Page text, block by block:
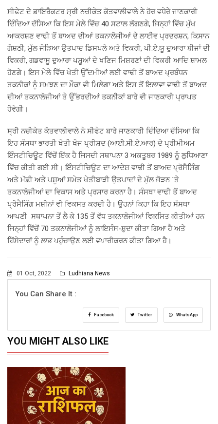
ਸੀਫੇਟ ਦੇ ਡਾਇਰੈਕਟਰ ਸ੍ਰੀ ਨਚੀਕੇਤ ਕੋਤਵਾਲੀਵਾਲੇ ਨੇ ਹੋਰ ਵਧੇਰੇ ਜਾਣਕਾਰੀ
ਦਿੰਦਿਆ ਦੱਸਿਆ ਕਿ ਇਸ ਮੇਲੇ ਵਿੱਚ 40 ਸਟਾਲ ਲੱਗਣਗੇ, ਜਿਨ੍ਹਾਂ ਵਿੱਚ ਮੁੱਖ
ਆਕਰਸ਼ਣ ਵਾਢੀ ਤੋਂ ਬਾਅਦ ਦੀਆਂ ਤਕਨਾਲੋਜੀਆਂ ਦੇ ਲਾਈਵ ਪ੍ਰਦਰਸ਼ਨ, ਕਿਸਾਨ
ਗੋਸ਼ਠੀ, ਮੁੱਲ ਜੋੜਿਆ ਉਤਪਾਦ ਡਿਸਪਲੇ ਅਤੇ ਵਿਕਰੀ, ਪੀ.ਏ.ਯੂ ਦੁਆਰਾ ਬੀਜਾਂ ਦੀ
ਵਿਕਰੀ, ਗਡਵਾਸੂ ਦੁਆਰਾ ਪਸ਼ੂਆਂ ਦੇ ਖਣਿਜ ਮਿਸ਼ਰਣਾਂ ਦੀ ਵਿਕਰੀ ਆਦਿ ਸ਼ਾਮਲ
ਹੋਣਗੇ। ਇਸ ਮੇਲੇ ਵਿੱਚ ਖੇਤੀ ਉੱਦਮੀਆਂ ਲਈ ਵਾਢੀ ਤੋਂ ਬਾਅਦ ਪ੍ਰਬੰਧਨ
ਤਕਨੀਕਾਂ ਨੂੰ ਸਮਝਣ ਦਾ ਮੌਕਾ ਵੀ ਮਿਲੇਗਾ ਅਤੇ ਇਸ ਤੋਂ ਇਲਾਵਾ ਵਾਢੀ ਤੋਂ ਬਾਅਦ
ਦੀਆਂ ਤਕਨਾਲੋਜੀਆਂ ਤੇ ਉੱਭਰਦੀਆਂ ਤਕਨੀਕਾਂ ਬਾਰੇ ਵੀ ਜਾਣਕਾਰੀ ਪ੍ਰਾਪਤ
ਹੋਵੇਗੀ।
ਸ੍ਰੀ ਨਚੀਕੇਤ ਕੋਤਵਾਲੀਵਾਲੇ ਨੇ ਸੀਫੇਟ ਬਾਰੇ ਜਾਣਕਾਰੀ ਦਿੰਦਿਆ ਦੱਸਿਆ ਕਿ
ਇਹ ਸੰਸਥਾ ਭਾਰਤੀ ਖੇਤੀ ਖੋਜ ਪ੍ਰੀਸ਼ਦ (ਆਈ.ਸੀ.ਏ.ਆਰ) ਦੇ ਪ੍ਰੀਮੀਅਮ
ਇੰਸਟੀਚਿਊਟ ਵਿੱਚੋਂ ਇੱਕ ਹੈ ਜਿਸਦੀ ਸਥਾਪਨਾ 3 ਅਕਤੂਬਰ 1989 ਨੂੰ ਲੁਧਿਆਣਾ
ਵਿੱਚ ਕੀਤੀ ਗਈ ਸੀ। ਇੰਸਟੀਚਿਊਟ ਦਾ ਆਦੇਸ਼ ਵਾਢੀ ਤੋਂ ਬਾਅਦ ਪ੍ਰੋਸੈਸਿੰਗ
ਅਤੇ ਮੱਛੀ ਅਤੇ ਪਸ਼ੂਆਂ ਸਮੇਤ ਖੇਤੀਬਾੜੀ ਉਤਪਾਦਾਂ ਦੇ ਮੁੱਲ ਜੋੜਨ `ਤੇ
ਤਕਨਾਲੋਜੀਆਂ ਦਾ ਵਿਕਾਸ ਅਤੇ ਪ੍ਰਸਾਰ ਕਰਨਾ ਹੈ। ਸੰਸਥਾ ਵਾਢੀ ਤੋਂ ਬਾਅਦ
ਪ੍ਰੋਸੈਸਿੰਗ ਮਸ਼ੀਨਾਂ ਵੀ ਵਿਕਸਤ ਕਰਦੀ ਹੈ। ਉਹਨਾਂ ਕਿਹਾ ਕਿ ਇਹ ਸੰਸਥਾ
ਆਪਣੀ ਸਥਾਪਨਾ ਤੋਂ ਲੈ ਕੇ 135 ਤੋਂ ਵੱਧ ਤਕਨਾਲੋਜੀਆਂ ਵਿਕਸਿਤ ਕੀਤੀਆਂ ਹਨ
ਜਿਨ੍ਹਾਂ ਵਿੱਚੋਂ 70 ਤਕਨਾਲੋਜੀਆਂ ਨੂੰ ਲਾਇਸੰਸ-ਸ਼ੁਦਾ ਕੀਤਾ ਗਿਆ ਹੈ ਅਤੇ
ਹਿੱਸੇਦਾਰਾਂ ਨੂੰ ਲਾਭ ਪਹੁੰਚਾਉਣ ਲਈ ਵਪਾਰੀਕਰਨ ਕੀਤਾ ਗਿਆ ਹੈ।
01 Oct, 2022 Ludhiana News
You Can Share It :
Facebook Twitter WhatsApp
YOU MIGHT ALSO LIKE